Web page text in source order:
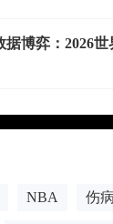
博弈：2026
NBA 伤